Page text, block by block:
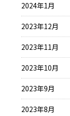
2024年1月
2023年12月
2023年11月
2023年10月
2023年9月
2023年8月